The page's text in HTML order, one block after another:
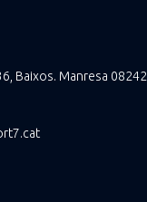
Baixos. Manresa 08242